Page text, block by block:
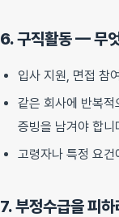
6. 구직활동 — 무
입사 지원, 면접 참
같은 회사에 반복
증빙을 남겨야 합니
고령자나 특정 요
7. 부정수급을 피하